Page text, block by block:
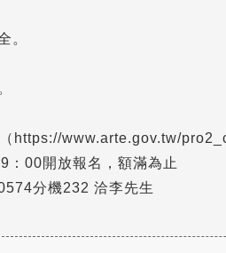
。
https://www.arte.gov.tw/
：00開放報名，額滿為止
分機232 洽李先生